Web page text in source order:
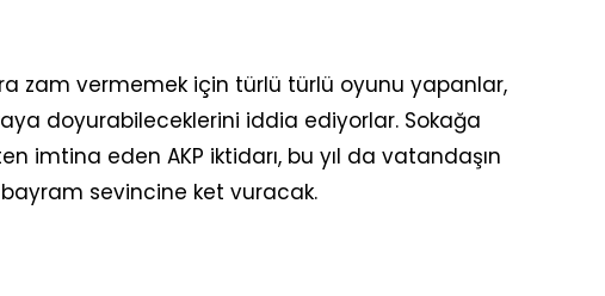
zam vermemek için türlü türlü oyunu yapanlar,
doyurabileceklerini iddia ediyorlar. Sokağa
imtina eden AKP iktidarı, bu yıl da vatandaşın
sevincine ket vuracak.